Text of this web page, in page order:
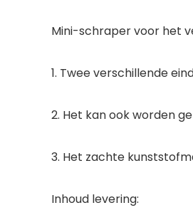
Mini-schraper voor het
1. Twee verschillende
2. Het kan ook worden
3. Het zachte
Inhoud levering: